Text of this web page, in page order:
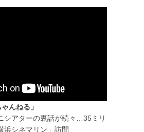
んねる」
シアターの裏話が続々…35ミリ
浜シネマリン」訪問